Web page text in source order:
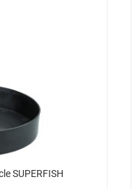
SUPERFISH